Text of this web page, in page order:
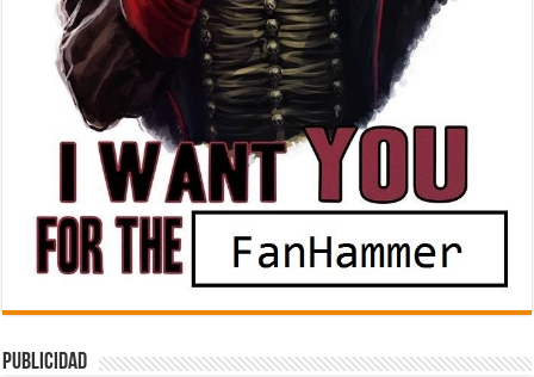
Publicidad